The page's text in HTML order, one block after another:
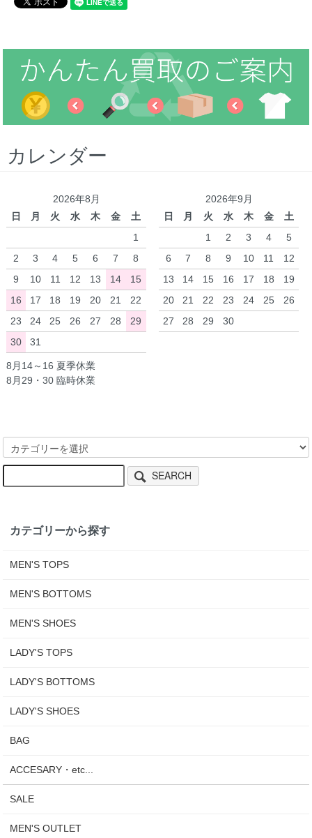
カレンダー
2026年8月
日
月 火 水 木 金
土
1
2
3 4 5 6 7
8
9
10 11 12 13 14
15
16
17 18 19 20 21
22
23
24 25 26 27 28
29
30
31
2026年9月
日
月 火 水 木 金
土
1
2 3 4
5
6
7 8 9 10 11
12
13
14 15 16 17 18
19
20
21 22 23 24 25
26
27
28 29 30
8月14～16 夏季休業
8月29・30 臨時休業
SEARCH
カテゴリーから探す
MEN'S TOPS
MEN'S BOTTOMS
MEN'S SHOES
LADY'S TOPS
LADY'S BOTTOMS
LADY'S SHOES
BAG
ACCESARY・etc...
SALE
MEN'S OUTLET